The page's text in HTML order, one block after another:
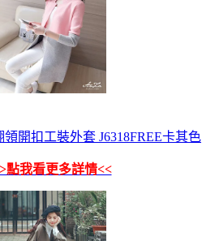
領開扣工裝外套 J6318FREE卡其色
點我看更多詳情<<